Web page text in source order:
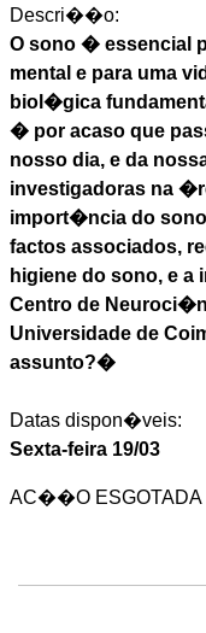
Descri��o:
O sono � essencial
mental e para uma
biol�gica
� por acaso que
nosso dia, e da
investigadoras na
import�ncia do
factos associados,
higiene do sono, e
Centro de
Universidade de
assunto?�
Datas dispon�veis:
Sexta-feira 19/03
AC��O ESGOTADA